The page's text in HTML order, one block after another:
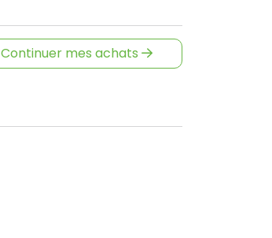
Continuer mes achats